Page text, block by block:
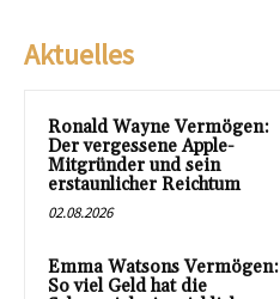
Aktuelles
Ronald Wayne Vermögen:
Der vergessene Apple-
Mitgründer und sein
erstaunlicher Reichtum
02.08.2026
Emma Watsons Vermögen:
So viel Geld hat die